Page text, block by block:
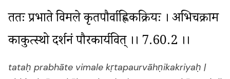
ततः प्रभाते विमले कृतपौर्वाह्णिकक्रियः । अभिचक्राम
काकुत्स्थो दर्शनं पौरकार्यवित् ।। 7.60.2 ।।
tataḥ prabhāte vimale kṛtapaurvāhṇikakriyaḥ |